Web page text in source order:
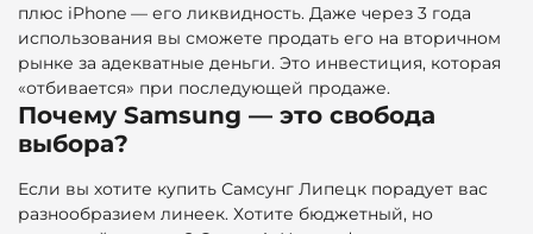
плюс iPhone — его ликвидность. Даже через 3 года
использования вы сможете продать его на вторичном
рынке за адекватные деньги. Это инвестиция, которая
«отбивается» при последующей продаже.
Почему Samsung — это свобода
выбора?
Если вы хотите купить Самсунг Липецк порадует вас
разнообразием линеек. Хотите бюджетный, но